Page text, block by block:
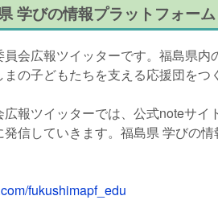
学びの情報プラットフォーム
会広報ツイッターです。福島県
の子どもたちを支える応援団をつ
報ツイッターでは、公式noteサイ
信していきます。福島県 学びの
fukushimapf_edu